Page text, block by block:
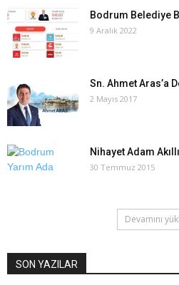
Bodrum Belediye
9 Aralık 2022
Sn. Ahmet Aras’a
2 Mayıs 2017
Nihayet Adam
30 Temmuz 2015
Devamını
SON YAZILAR